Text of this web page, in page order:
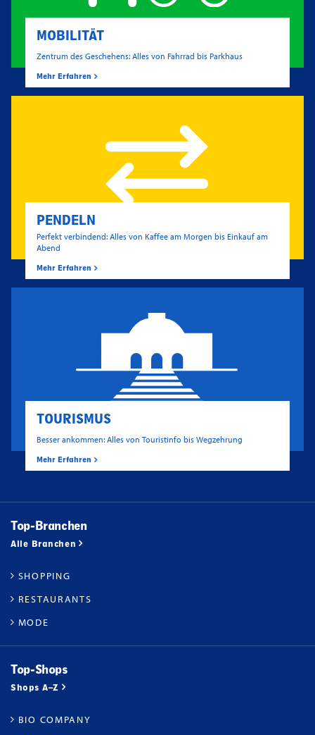
MOBILITÄT
Zentrum des Geschehens: Alles von Fahrrad bis Parkhaus
Mehr Erfahren
PENDELN
Perfekt verbindend: Alles von Kaffee am Morgen bis Einkauf am
Abend
Mehr Erfahren
TOURISMUS
Besser ankommen: Alles von Touristinfo bis Wegzehrung
Mehr Erfahren
Top-Branchen
Alle Branchen
SHOPPING
RESTAURANTS
MODE
Top-Shops
Shops A–Z
BIO COMPANY